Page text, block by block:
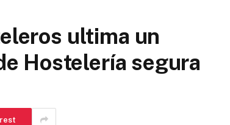
ultima un
segura